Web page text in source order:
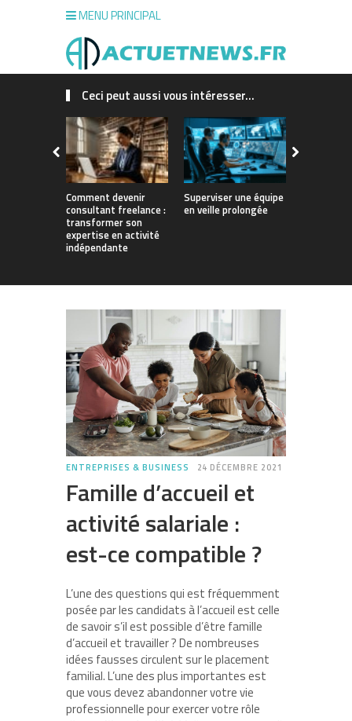
MENU PRINCIPAL
Ceci peut aussi vous intéresser...
Comment devenir
consultant freelance :
transformer son
expertise en activité
indépendante
Superviser une équipe
en veille prolongée
ENTREPRISES & BUSINESS 24 DÉCEMBRE 2021
Famille d’accueil et
activité salariale :
est-ce compatible ?
L’une des questions qui est fréquemment
posée par les candidats à l’accueil est celle
de savoir s’il est possible d’être famille
d’accueil et travailler ? De nombreuses
idées fausses circulent sur le placement
familial. L’une des plus importantes est
que vous devez abandonner votre vie
professionnelle pour exercer votre rôle